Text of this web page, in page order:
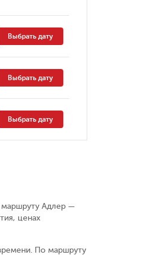
Выбрать дату
Выбрать дату
Выбрать дату
маршруту Адлер —
ценах
По маршруту